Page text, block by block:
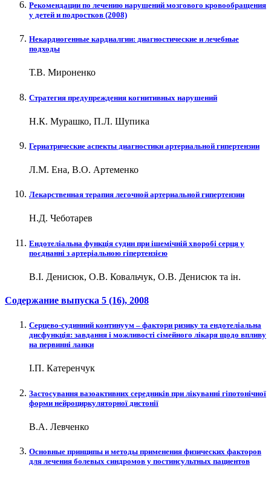
Рекомендации по лечению нарушений мозгового кровообращения
у детей и подростков (2008)
Некардиогенные кардиалгии: диагностические и лечебные
подходы
Т.В. Мироненко
Стратегия предупреждения когнитивных нарушений
Н.К. Мурашко, П.Л. Шупика
Гериатрические аспекты диагностики артериальной гипертензии
Л.М. Ена, В.О. Артеменко
Лекарственная терапия легочной артериальной гипертензии
Н.Д. Чеботарев
Ендотеліальна функція судин при ішемічній хворобі серця у
поєднанні з артеріальною гіпертензією
В.І. Денисюк, О.В. Ковальчук, О.В. Денисюк та ін.
Содержание выпуска 5 (16), 2008
Серцево-судинний континуум – фактори ризику та ендотеліальна
дисфункція: завдання і можливості сімейного лікаря щодо впливу
на первинні ланки
І.П. Катеренчук
Застосування вазоактивних середників при лікуванні гіпотонічної
форми нейроциркуляторної дистонії
В.А. Левченко
Основные принципы и методы применения физических факторов
для лечения болевых синдромов у постинсультных пациентов